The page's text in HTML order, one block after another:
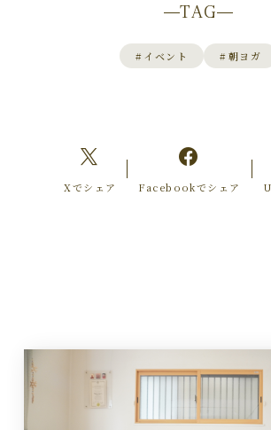
TAG
#イベント #朝ヨガ
Xでシェア Facebookでシェア